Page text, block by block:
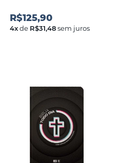
R$125,90
4xde R$31,48sem juros